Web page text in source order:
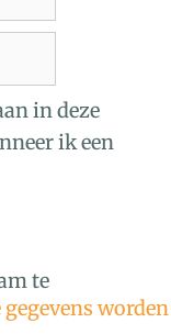
in deze
ik een
te
worden